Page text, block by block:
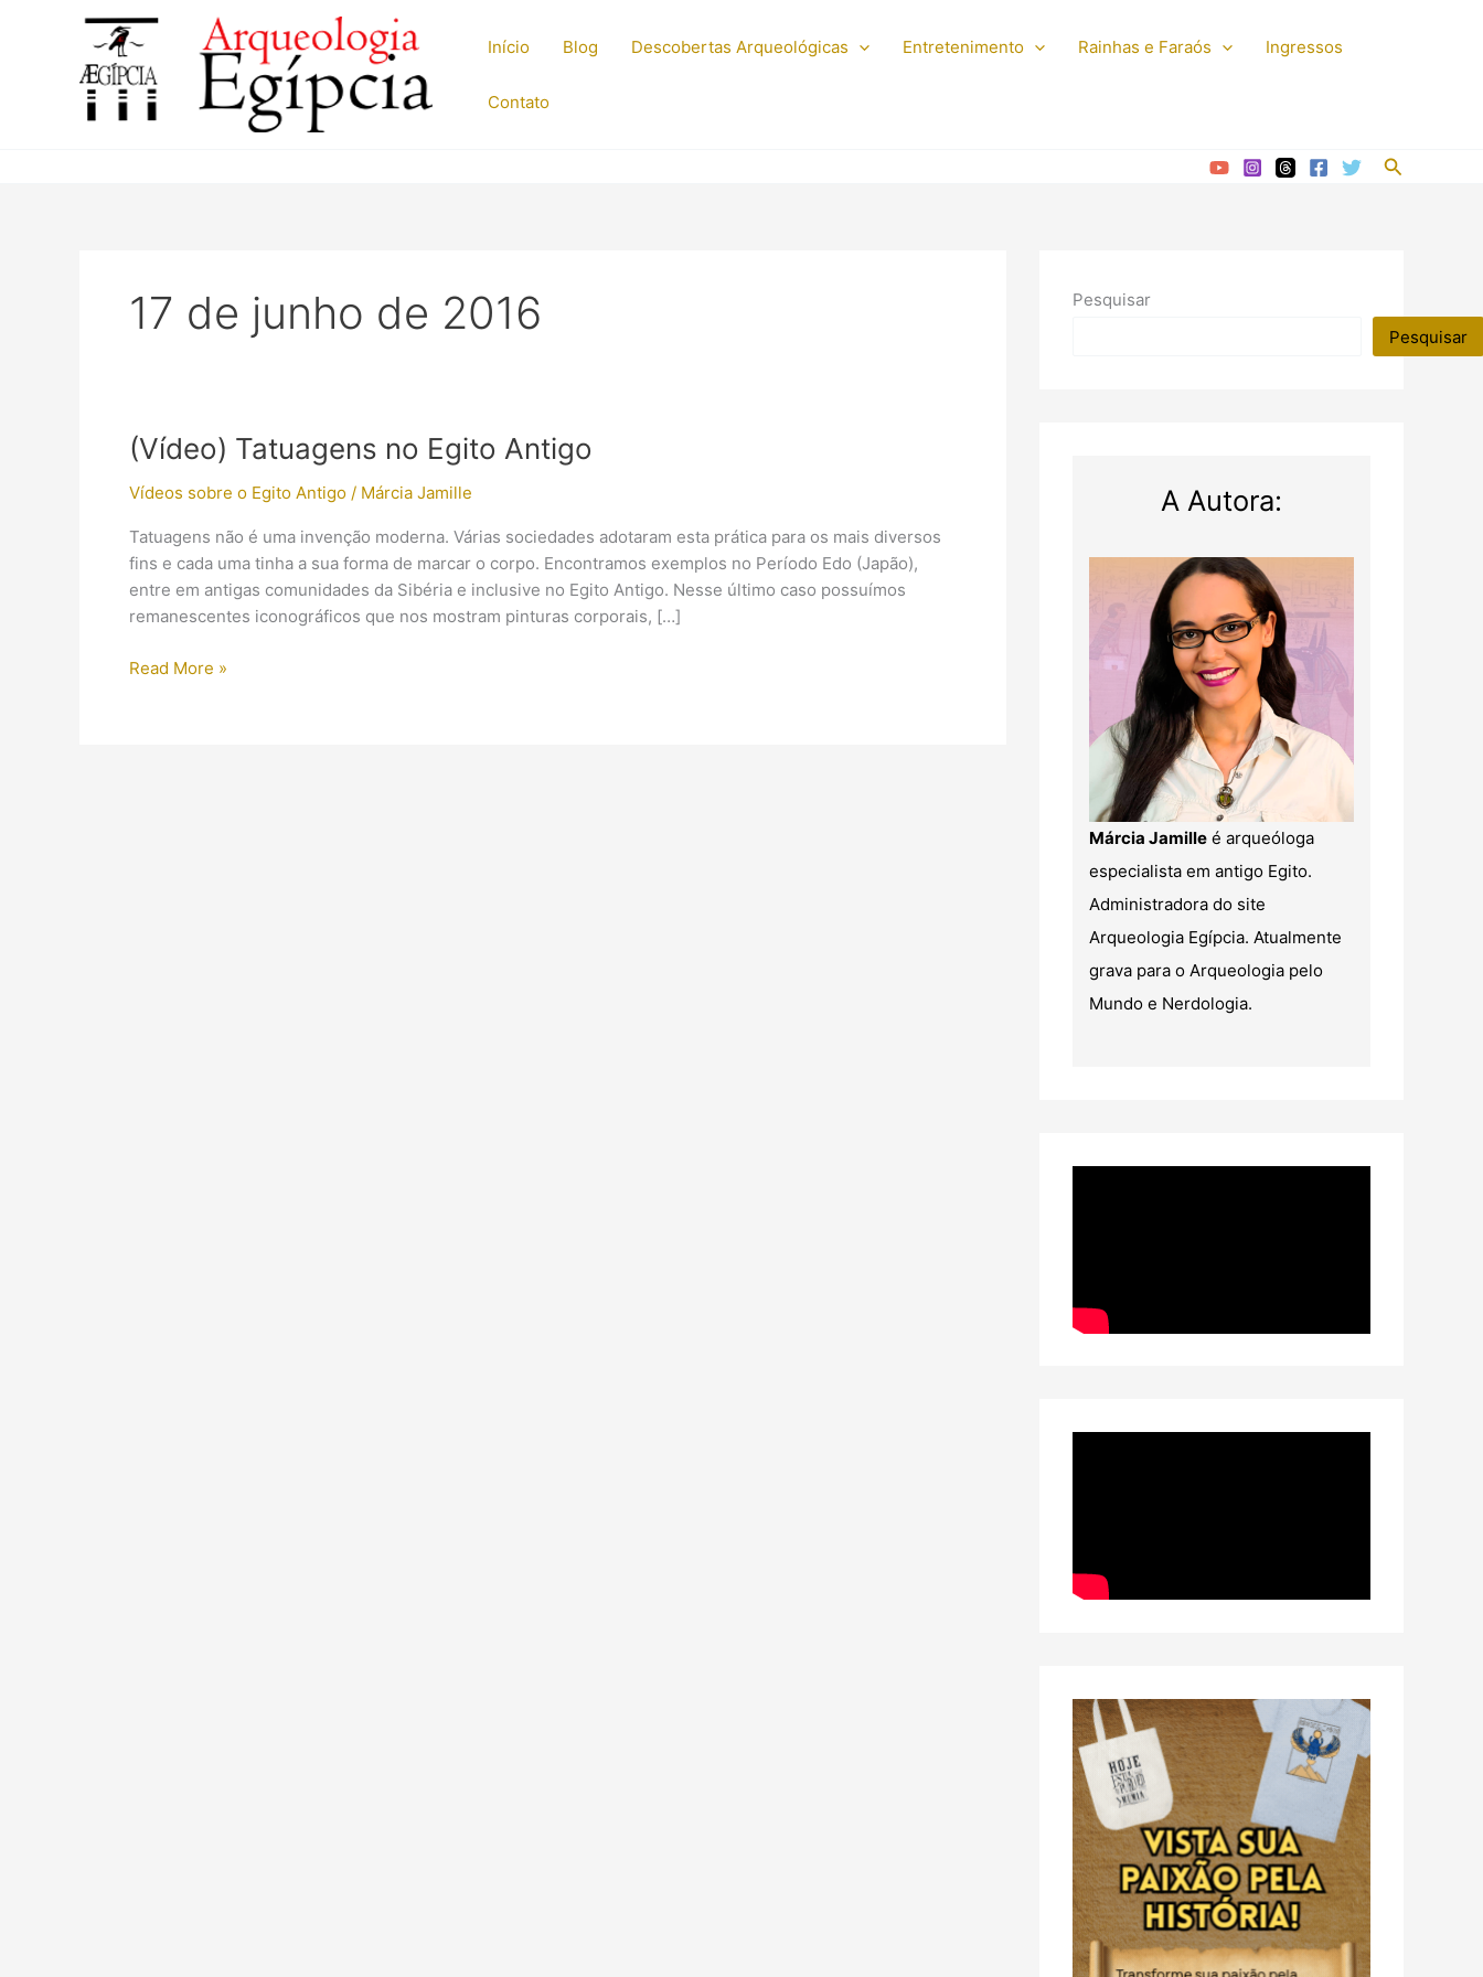
Início Blog Descobertas Arqueológicas Entretenimento Rainhas e Faraós Ingressos
Contato
Pesquisar
17 de junho de 2016
(Vídeo) Tatuagens no Egito Antigo
Vídeos sobre o Egito Antigo / Márcia Jamille
Tatuagens não é uma invenção moderna. Várias sociedades adotaram esta prática para os mais diversos
fins e cada uma tinha a sua forma de marcar o corpo. Encontramos exemplos no Período Edo (Japão),
entre em antigas comunidades da Sibéria e inclusive no Egito Antigo. Nesse último caso possuímos
remanescentes iconográficos que nos mostram pinturas corporais, […]
(Vídeo)
Read More »
Pesquisar
Pesquisar
A Autora:
Márcia Jamille é arqueóloga
especialista em antigo Egito.
Administradora do site
Arqueologia Egípcia. Atualmente
grava para o Arqueologia pelo
Mundo e Nerdologia.